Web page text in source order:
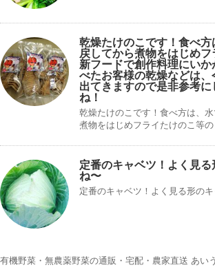
乾燥たけのこです！食べ方
戻してから煮物をはじめ
新フードで創作料理にい
べたお客様の乾燥などは、
出てきますので是非参考
ね！
乾燥たけのこです！食べ方は、
煮物をはじめフライたけのこ等
定番のキャベツ！よく見
ね〜
定番のキャベツ！よく見る形の
有機野菜・無農薬野菜の通販・宅配・農家直送 あい